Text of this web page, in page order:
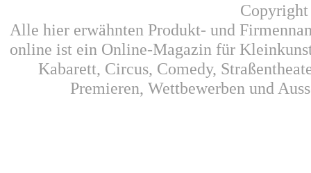
Alle hier erwähnten Produkt- und
online ist ein Online-Magazin für
Kabarett, Circus, Comedy,
Premieren, Wettbewerben und